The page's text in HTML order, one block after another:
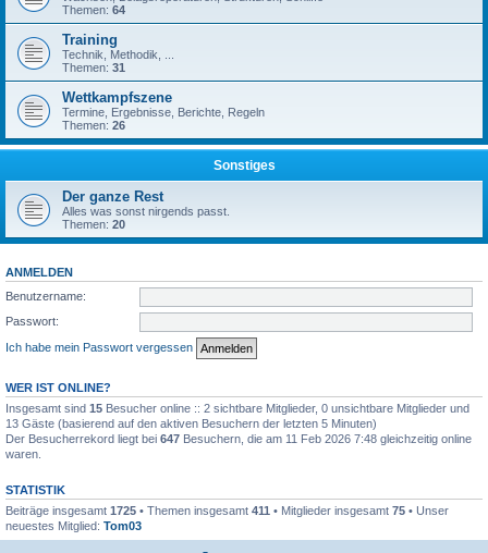
Themen: 64
Training
Technik, Methodik, ...
Themen: 31
Wettkampfszene
Termine, Ergebnisse, Berichte, Regeln
Themen: 26
Sonstiges
Der ganze Rest
Alles was sonst nirgends passt.
Themen: 20
ANMELDEN
Benutzername:
Passwort:
Ich habe mein Passwort vergessen
WER IST ONLINE?
Insgesamt sind 15 Besucher online :: 2 sichtbare Mitglieder, 0 unsichtbare Mitglieder und
13 Gäste (basierend auf den aktiven Besuchern der letzten 5 Minuten)
Der Besucherrekord liegt bei 647 Besuchern, die am 11 Feb 2026 7:48 gleichzeitig online
waren.
STATISTIK
Beiträge insgesamt 1725 • Themen insgesamt 411 • Mitglieder insgesamt 75 • Unser
neuestes Mitglied: Tom03